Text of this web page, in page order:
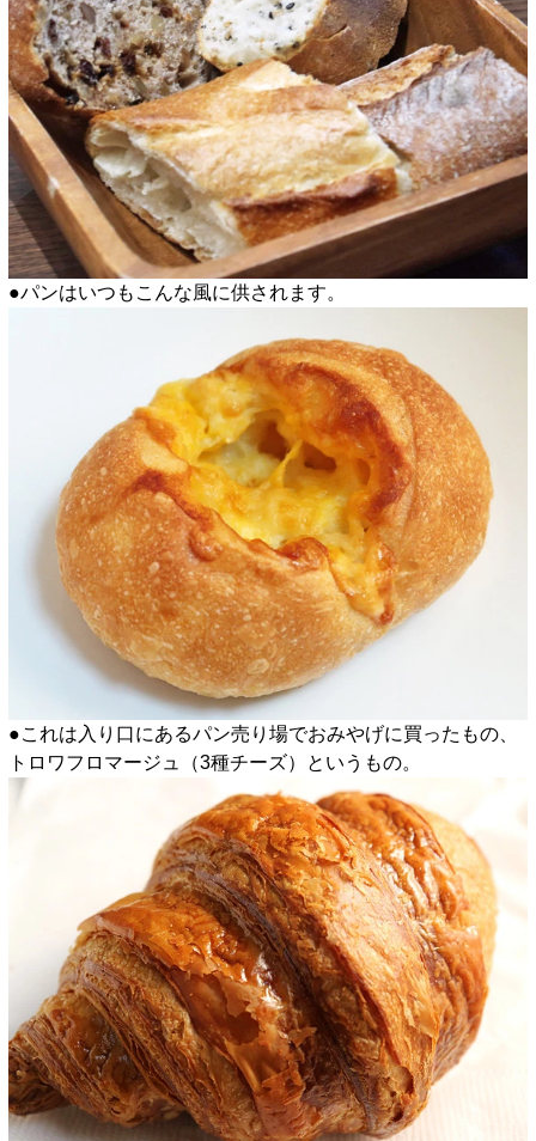
●パンはいつもこんな風に供されます。
●これは入り口にあるパン売り場でおみやげに買ったもの、
トロワフロマージュ（3種チーズ）というもの。